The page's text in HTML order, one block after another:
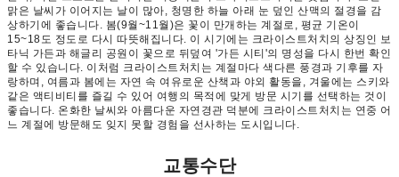
맑은 날씨가 이어지는 날이 많아, 청명한 하늘 아래 눈 덮인 산맥의 절경을 감
상하기에 좋습니다. 봄(9월~11월)은 꽃이 만개하는 계절로, 평균 기온이
15~18도 정도로 다시 따뜻해집니다. 이 시기에는 크라이스트처치의 상징인 보
타닉 가든과 해글리 공원이 꽃으로 뒤덮여 '가든 시티'의 명성을 다시 한번 확인
할 수 있습니다. 이처럼 크라이스트처치는 계절마다 색다른 풍경과 기후를 자
랑하며, 여름과 봄에는 자연 속 여유로운 산책과 야외 활동을, 겨울에는 스키와
같은 액티비티를 즐길 수 있어 여행의 목적에 맞게 방문 시기를 선택하는 것이
좋습니다. 온화한 날씨와 아름다운 자연경관 덕분에 크라이스트처치는 연중 어
느 계절에 방문해도 잊지 못할 경험을 선사하는 도시입니다.
교통수단